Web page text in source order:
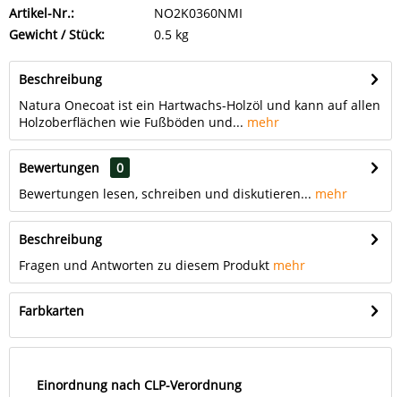
Artikel-Nr.:
NO2K0360NMI
Gewicht / Stück:
0.5 kg
Beschreibung
Natura Onecoat ist ein Hartwachs-Holzöl und kann auf allen
Holzoberflächen wie Fußböden und... mehr
Bewertungen
0
Bewertungen lesen, schreiben und diskutieren... mehr
Beschreibung
Fragen und Antworten zu diesem Produkt mehr
Farbkarten
Einordnung nach CLP-Verordnung